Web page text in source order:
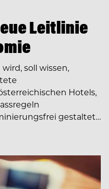
Leitlinie
soll wissen,
Hotels,
gestaltet…